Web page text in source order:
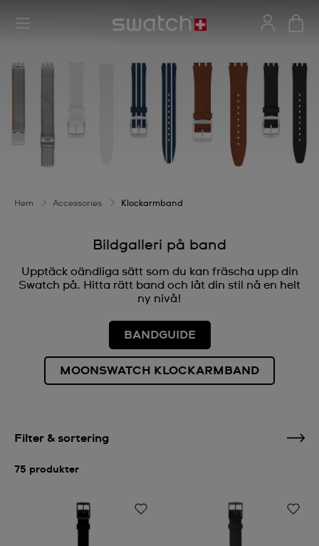
Hem Accessories Klockarmband
Bildgalleri på band
Upptäck oändliga sätt som du kan fräscha upp din
Swatch på. Hitta rätt band och låt din stil nå en helt
ny nivå!
BANDGUIDE
MOONSWATCH KLOCKARMBAND
Filter & sortering
75 produkter